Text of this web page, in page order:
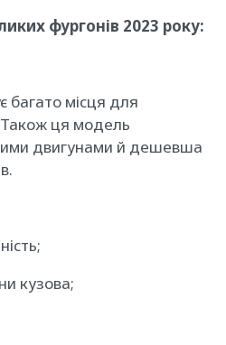
фургонів 2023 року:
багато місця для
ця модель
двигунами й дешевша
кузова;